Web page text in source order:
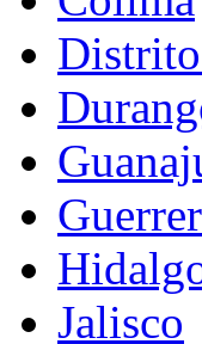
Jalisco